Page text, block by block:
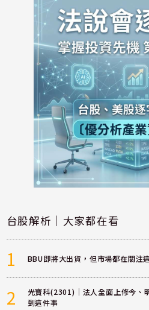
台股解析｜大家都在看
1 BBU即將大出貨，但市場都在關注
2
光寶科(2301)｜法人全面上修今、
到這件事